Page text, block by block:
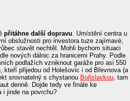
přitáhne další dopravu . Umístění centra u
obslužnosti pro investora tuze zajímavé;
stavět nechtěl. Mohli bychom situaci
nových dálnic za hranicemi Prahy. Podle
podlažích vzniknout garáže pro asi 550
kteří přijedou od Holešovic i od Břevnova (a
srovnatelný s chystanou Bořislavkou, tam
denně. Dojde tedy ve finále ke
i jinde na povrchu?